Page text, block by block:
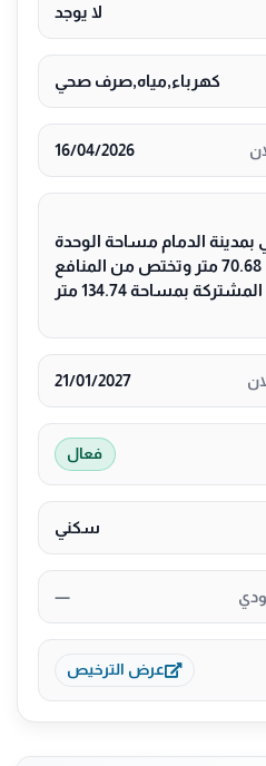
لا يوجد
كهرباء,مياه,صرف صحي
16/04/2026
الدمام مساحة الوحدة
من الأرض 70.68 متر وتختص من المنافع
بمساحة 134.74 متر
21/01/2027
فعال
سكني
—
عرض الترخيص